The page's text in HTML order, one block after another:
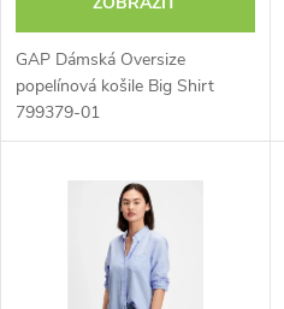
d
u
d
u
GAP Dámská Oversize
popelínová košile Big Shirt
799379-01